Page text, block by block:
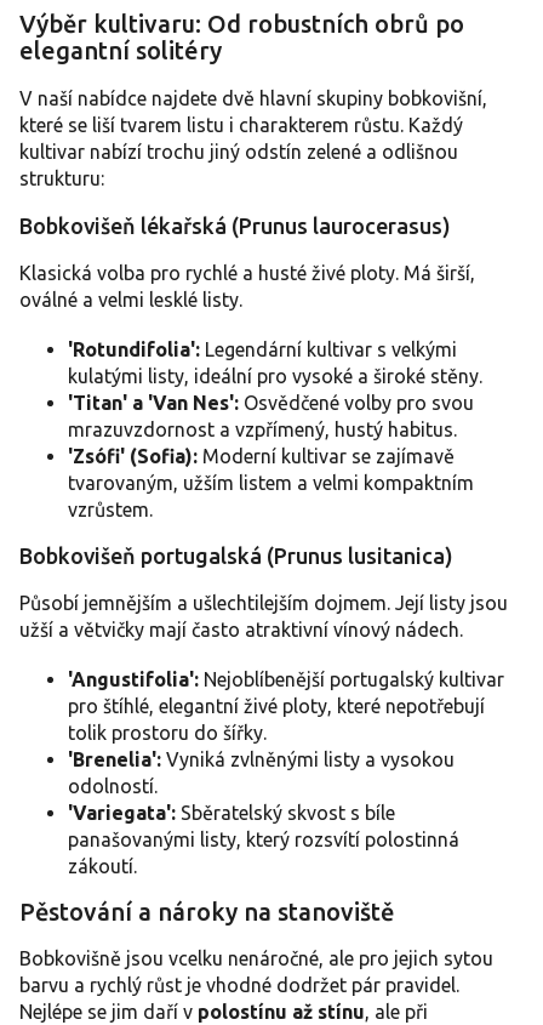
p
i
u
Výběr kultivaru: Od robustních obrů po
elegantní solitéry
V naší nabídce najdete dvě hlavní skupiny bobkovišní,
které se liší tvarem listu i charakterem růstu. Každý
kultivar nabízí trochu jiný odstín zelené a odlišnou
strukturu:
Bobkovišeň lékařská (Prunus laurocerasus)
Klasická volba pro rychlé a husté živé ploty. Má širší,
oválné a velmi lesklé listy.
'Rotundifolia': Legendární kultivar s velkými
kulatými listy, ideální pro vysoké a široké stěny.
'Titan' a 'Van Nes': Osvědčené volby pro svou
mrazuvzdornost a vzpřímený, hustý habitus.
'Zsófi' (Sofia): Moderní kultivar se zajímavě
tvarovaným, užším listem a velmi kompaktním
vzrůstem.
Bobkovišeň portugalská (Prunus lusitanica)
Působí jemnějším a ušlechtilejším dojmem. Její listy jsou
užší a větvičky mají často atraktivní vínový nádech.
'Angustifolia': Nejoblíbenější portugalský kultivar
pro štíhlé, elegantní živé ploty, které nepotřebují
tolik prostoru do šířky.
'Brenelia': Vyniká zvlněnými listy a vysokou
odolností.
'Variegata': Sběratelský skvost s bíle
panašovanými listy, který rozsvítí polostinná
zákoutí.
Pěstování a nároky na stanoviště
Bobkovišně jsou vcelku nenáročné, ale pro jejich sytou
barvu a rychlý růst je vhodné dodržet pár pravidel.
Nejlépe se jim daří v polostínu až stínu, ale při